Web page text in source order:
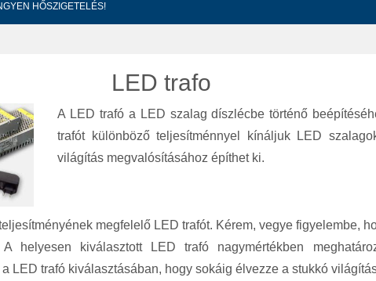
HŐSZIGETELÉS!
LED trafo
A LED trafó a LED szalag díszlécbe történő
trafót különböző teljesítménnyel kínáljuk LED
világítás megvalósításához építhet ki.
megfelelő LED trafót. Kérem, vegye figyelembe,
A helyesen kiválasztott LED trafó nagymértékben
LED trafó kiválasztásában, hogy sokáig élvezze a stukkó